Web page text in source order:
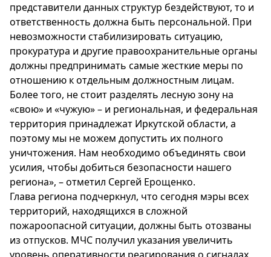
представители данных структур бездействуют, то и
ответственность должна быть персональной. При
невозможности стабилизировать ситуацию,
прокуратура и другие правоохранительные органы
должны предпринимать самые жесткие меры по
отношению к отдельным должностным лицам.
Более того, не стоит разделять лесную зону на
«свою» и «чужую» – и региональная, и федеральная
территория принадлежат Иркутской области, а
поэтому мы не можем допустить их полного
уничтожения. Нам необходимо объединять свои
усилия, чтобы добиться безопасности нашего
региона», – отметил Сергей Ерощенко.
Глава региона подчеркнул, что сегодня мэры всех
территорий, находящихся в сложной
пожароопасной ситуации, должны быть отозваны
из отпусков. МЧС получил указания увеличить